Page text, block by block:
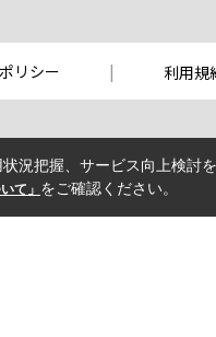
リシー 利用規
況把握、サービス向上検討
て」 をご確認ください。